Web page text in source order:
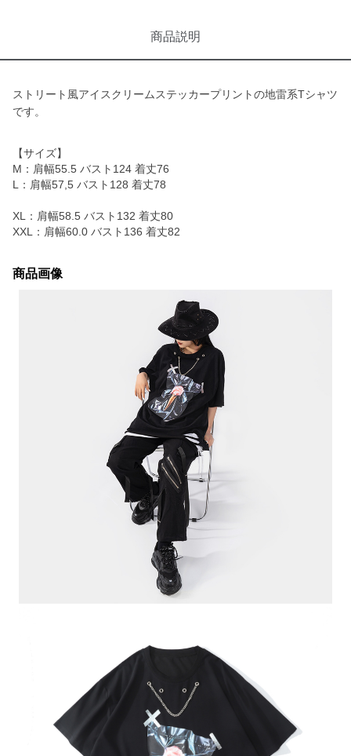
商品説明
ストリート風アイスクリームステッカープリントの地雷系Tシャツ
です。
【サイズ】
M：肩幅55.5 バスト124 着丈76
L：肩幅57,5 バスト128 着丈78
XL：肩幅58.5 バスト132 着丈80
XXL：肩幅60.0 バスト136 着丈82
商品画像